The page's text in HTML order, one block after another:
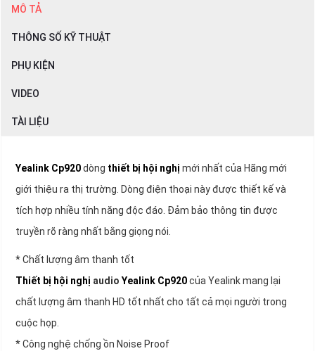
MÔ TẢ
THÔNG SỐ KỸ THUẬT
PHỤ KIỆN
VIDEO
TÀI LIỆU
Yealink Cp920dòng thiết bị hội nghị mới nhất của Hãng mới
giới thiệu ra thị trường. Dòng điện thoại này được thiết kế và
tích hợp nhiều tính năng độc đáo. Đảm bảo thông tin được
truyền rõ ràng nhất bằng giọng nói.
* Chất lượng âm thanh tốt
Thiết bị hội nghị audio Yealink Cp920của Yealink mang lại
chất lượng âm thanh HD tốt nhất cho tất cả mọi người trong
cuộc họp.
* Công nghệ chống ồn Noise Proof